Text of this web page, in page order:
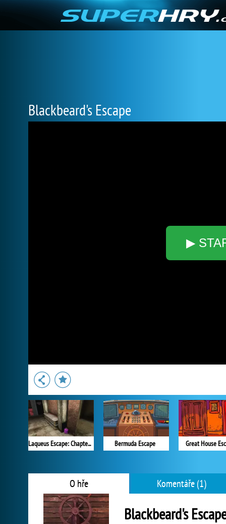
Blackbeard's Escape
▶
Laqueus Escape: Chapter 2 Bermuda Escape Great House
O hře Komentáře (1)
Blackbeard's